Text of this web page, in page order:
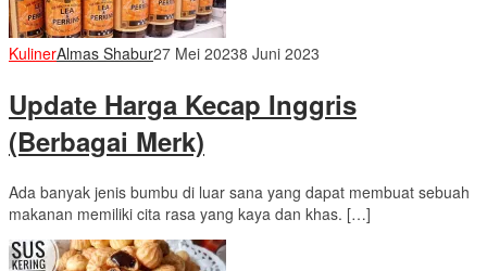
KulinerAlmas Shabur27 Mei 20238 Juni 2023
Update Harga Kecap Inggris
(Berbagai Merk)
Ada banyak jenis bumbu di luar sana yang dapat membuat sebuah
makanan memiliki cita rasa yang kaya dan khas. […]